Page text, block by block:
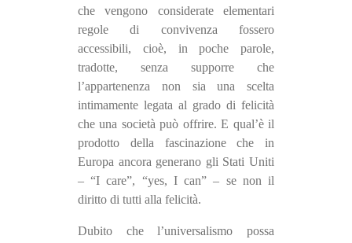
che vengono considerate elementari
regole di convivenza fossero
accessibili, cioè, in poche parole,
tradotte, senza supporre che
l’appartenenza non sia una scelta
intimamente legata al grado di felicità
che una società può offrire. E qual’è il
prodotto della fascinazione che in
Europa ancora generano gli Stati Uniti
– “I care”, “yes, I can” – se non il
diritto di tutti alla felicità.
Dubito che l’universalismo possa